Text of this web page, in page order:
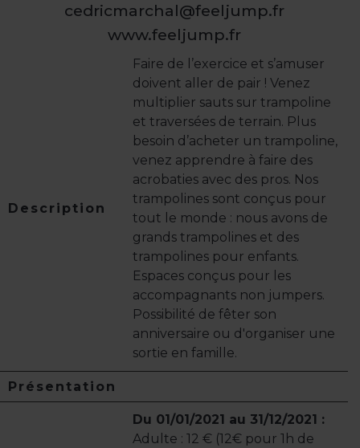
cedricmarchal@feeljump.fr
www.feeljump.fr
Description
Faire de l’exercice et s’amuser
doivent aller de pair ! Venez
multiplier sauts sur trampoline
et traversées de terrain. Plus
besoin d’acheter un trampoline,
venez apprendre à faire des
acrobaties avec des pros. Nos
trampolines sont conçus pour
tout le monde : nous avons de
grands trampolines et des
trampolines pour enfants.
Espaces conçus pour les
accompagnants non jumpers.
Possibilité de fêter son
anniversaire ou d'organiser une
sortie en famille.
Présentation
Du 01/01/2021 au 31/12/2021 :
Adulte : 12 € (12€ pour 1h de